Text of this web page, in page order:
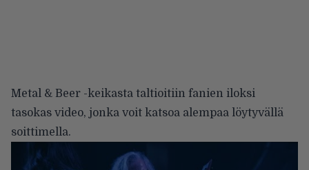
Metal & Beer -keikasta taltioitiin fanien iloksi
tasokas video, jonka voit katsoa alempaa löytyvällä
soittimella.